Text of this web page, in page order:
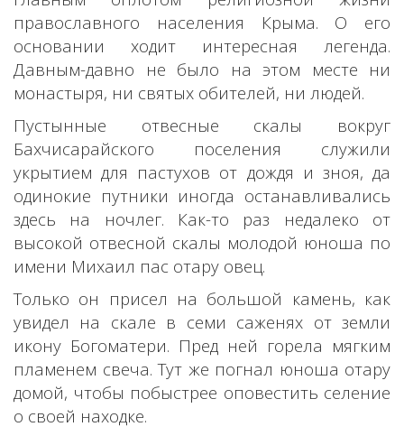
православного населения Крыма. О его
основании ходит интересная легенда.
Давным-давно не было на этом месте ни
монастыря, ни святых обителей, ни людей.
Пустынные отвесные скалы вокруг
Бахчисарайского поселения служили
укрытием для пастухов от дождя и зноя, да
одинокие путники иногда останавливались
здесь на ночлег. Как-то раз недалеко от
высокой отвесной скалы молодой юноша по
имени Михаил пас отару овец.
Только он присел на большой камень, как
увидел на скале в семи саженях от земли
икону Богоматери. Пред ней горела мягким
пламенем свеча. Тут же погнал юноша отару
домой, чтобы побыстрее оповестить селение
о своей находке.